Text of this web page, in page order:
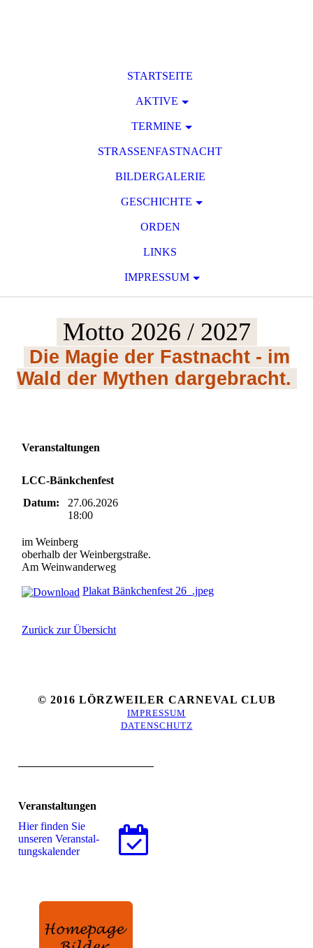
STARTSEITE
AKTIVE
TERMINE
STRASSENFASTNACHT
BILDERGALERIE
GESCHICHTE
ORDEN
LINKS
IMPRESSUM
Motto 2026 / 2027
Die Magie der Fastnacht - im
Wald der Mythen dargebracht.
Veranstaltungen
LCC-Bänkchenfest
Datum:
27.06.2026
18:00
im Weinberg
oberhalb der Weinbergstraße.
Am Weinwanderweg
Plakat Bänkchenfest 26_.jpeg
Zurück zur Übersicht
© 2016 LÖRZWEILER CARNEVAL CLUB
IMPRESSUM
DATENSCHUTZ
Veranstaltungen
Hier finden Sie
unseren Ver­an­stal­
tungs­ka­len­der